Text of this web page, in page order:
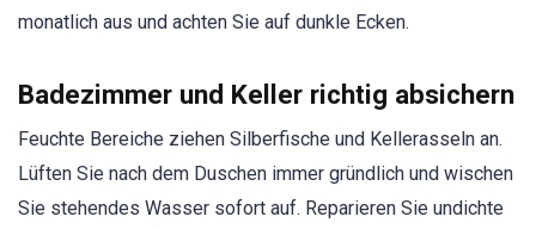
monatlich aus und achten Sie auf dunkle Ecken.
Badezimmer und Keller richtig absichern
Feuchte Bereiche ziehen Silberfische und Kellerasseln an.
Lüften Sie nach dem Duschen immer gründlich und wischen
Sie stehendes Wasser sofort auf. Reparieren Sie undichte